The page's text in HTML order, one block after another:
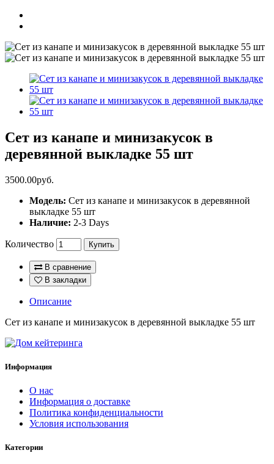
Сет из канапе и минизакусок в
деревянной выкладке 55 шт
3500.00руб.
Модель: Сет из канапе и минизакусок в деревянной
выкладке 55 шт
Наличие: 2-3 Days
Количество Купить
В сравнение
В закладки
Описание
Сет из канапе и минизакусок в деревянной выкладке 55 шт
Информация
O нас
Информация о доставке
Политика конфиденциальности
Условия использования
Категории